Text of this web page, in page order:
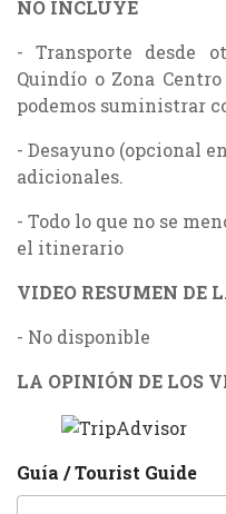
NO INCLUYE
- Transporte desde
Quindío o Zona
podemos suministrar
- Desayuno (opcional
adicionales.
- Todo lo que no se
el itinerario
VIDEO RESUMEN DE
- No disponible
LA OPINIÓN DE LOS
Guía / Tourist Guide